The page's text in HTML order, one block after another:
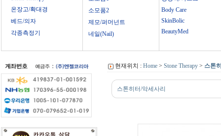
온장고/확대경
베드/의자
각종측정기
소모품2
제모/퍼머넌트
네일(Nail)
Body Care
SkinBolic
BeautyMed
현재위치 : Home > Stone Therapy > 스톤
스톤히터/악세사리